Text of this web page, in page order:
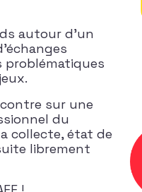
autour d’un
problématiques
sur une
du
collecte, état de
librement